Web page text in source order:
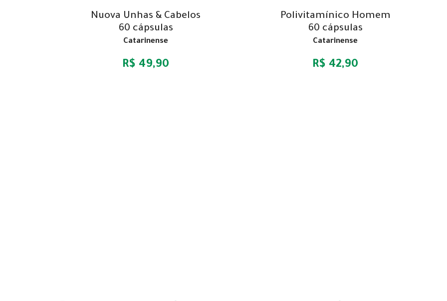
Nuova Unhas & Cabelos
60 cápsulas
Catarinense
R$ 49,90
Polivitamínico Homem
60 cápsulas
Catarinense
R$ 42,90